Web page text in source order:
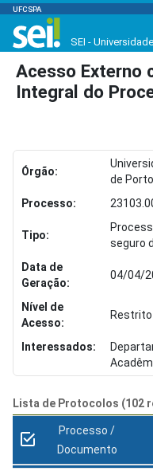
UFCSPA
SEI -
Acesso Externo
Integral do
Órgão:
de
Processo:
Tipo:
seguro
Data de
Geração:
04/04/
Nível de
Acesso:
Restrito
Interessados:
Lista de Protocolos (102
Processo /
Documento